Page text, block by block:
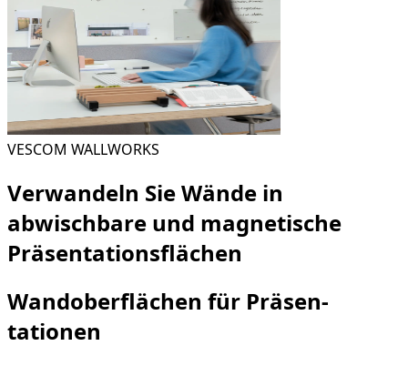
VESCOM WALLWORKS
Verwandeln Sie Wände in
abwischbare und magnetische
Präsentations­flächen
Wandober­flächen für Präsen­
tationen